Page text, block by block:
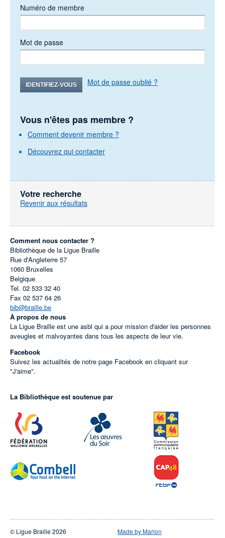
Numéro de membre
Mot de passe
IDENTIFIEZ-VOUS Mot de passe oublié ?
Vous n'êtes pas membre ?
Comment devenir membre ?
Découvrez qui contacter
Votre recherche
Revenir aux résultats
Comment nous contacter ?
Bibliothèque de la Ligue Braille
Rue d'Angleterre 57
1060 Bruxelles
Belgique
Tel. 02 533 32 40
Fax 02 537 64 26
bib@braille.be
À propos de nous
La Ligue Braille est une asbl qui a pour mission d'aider les personnes
aveugles et malvoyantes dans tous les aspects de leur vie.
Facebook
Suivez les actualités de notre page Facebook en cliquant sur
"J'aime".
La Bibliothèque est soutenue par
© Ligue Braille 2026 Made by Marlon